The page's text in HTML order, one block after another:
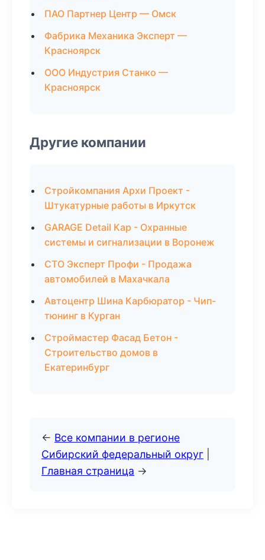
ПАО Партнер Центр — Омск
Фабрика Механика Эксперт —
Красноярск
ООО Индустрия Станко —
Красноярск
Другие компании
Стройкомпания Архи Проект -
Штукатурные работы в Иркутск
GARAGE Detail Кар - Охранные
системы и сигнализации в Воронеж
СТО Эксперт Профи - Продажа
автомобилей в Махачкала
Автоцентр Шина Карбюратор - Чип-
тюнинг в Курган
Строймастер Фасад Бетон -
Строительство домов в
Екатеринбург
← Все компании в регионе
Сибирский федеральный округ
Главная страница →